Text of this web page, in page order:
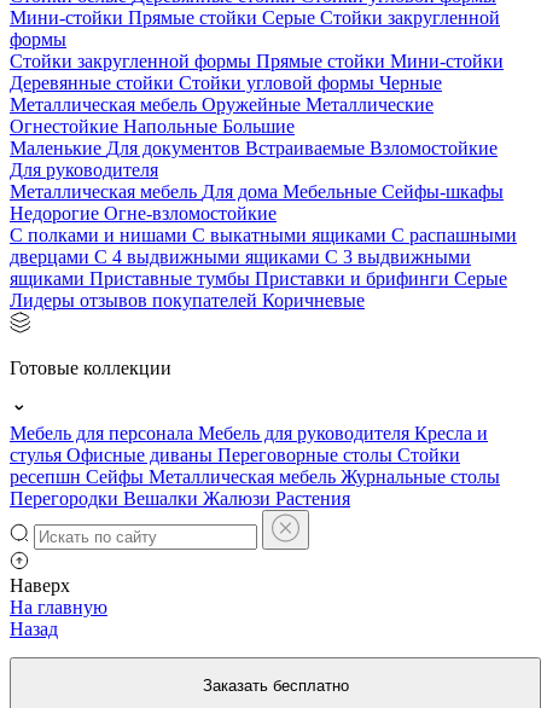
Мини-стойки Прямые стойки Серые Стойки закругленной
формы
Стойки закругленной формы Прямые стойки Мини-стойки
Деревянные стойки Стойки угловой формы Черные
Металлическая мебель Оружейные Металлические
Огнестойкие Напольные Большие
Маленькие Для документов Встраиваемые Взломостойкие
Для руководителя
Металлическая мебель Для дома Мебельные Сейфы-шкафы
Недорогие Огне-взломостойкие
С полками и нишами С выкатными ящиками С распашными
дверцами С 4 выдвижными ящиками С 3 выдвижными
ящиками Приставные тумбы Приставки и брифинги Серые
Лидеры отзывов покупателей Коричневые
Готовые коллекции
Мебель для персонала Мебель для руководителя Кресла и
стулья Офисные диваны Переговорные столы Стойки
ресепшн Сейфы Металлическая мебель Журнальные столы
Перегородки Вешалки Жалюзи Растения
Наверх
Заказать бесплатно
На главную
Назад
Столы для переговоров на 10